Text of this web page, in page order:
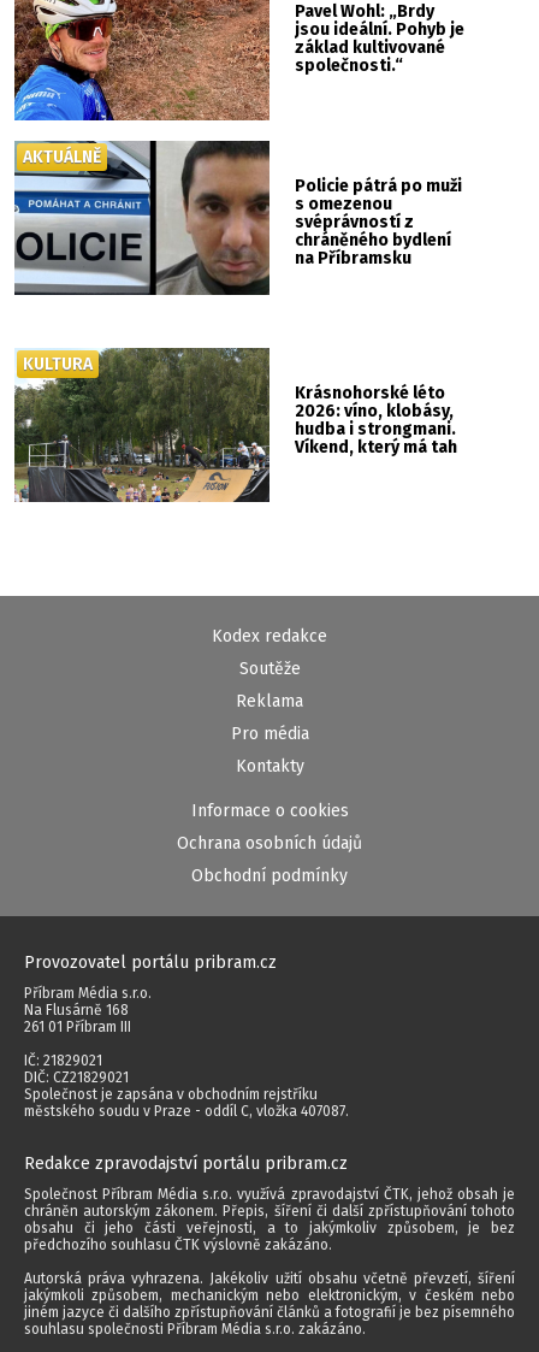
Pavel Wohl: „Brdy
jsou ideální. Pohyb je
základ kultivované
společnosti.“
Policie pátrá po muži
s omezenou
svéprávností z
chráněného bydlení
na Příbramsku
AKTUÁLNĚ
Krásnohorské léto
2026: víno, klobásy,
hudba i strongmani.
Víkend, který má tah
KULTURA
Kodex redakce
Soutěže
Reklama
Pro média
Kontakty
Informace o cookies
Ochrana osobních údajů
Obchodní podmínky
Provozovatel portálu pribram.cz
Příbram Média s.r.o.
Na Flusárně 168
261 01 Příbram III
IČ: 21829021
DIČ: CZ21829021
Společnost je zapsána v obchodním rejstříku
městského soudu v Praze - oddíl C, vložka 407087.
Redakce zpravodajství portálu pribram.cz
Společnost Příbram Média s.r.o. využívá zpravodajství ČTK, jehož obsah je
chráněn autorským zákonem. Přepis, šíření či další zpřístupňování tohoto
obsahu či jeho části veřejnosti, a to jakýmkoliv způsobem, je bez
předchozího souhlasu ČTK výslovně zakázáno.
Autorská práva vyhrazena. Jakékoliv užití obsahu včetně převzetí, šíření
jakýmkoli způsobem, mechanickým nebo elektronickým, v českém nebo
jiném jazyce či dalšího zpřístupňování článků a fotografií je bez písemného
souhlasu společnosti Příbram Média s.r.o. zakázáno.